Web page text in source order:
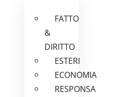
FATTO
&
DIRITTO
ESTERI
ECONOMIA
RESPONSA